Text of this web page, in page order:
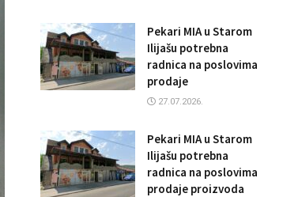
Pekari MIA u Starom
Ilijašu potrebna
radnica na poslovima
prodaje
27.07.2026.
Pekari MIA u Starom
Ilijašu potrebna
radnica na poslovima
prodaje proizvoda